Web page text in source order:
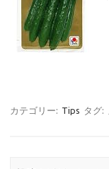
カテゴリー: Tips タグ: